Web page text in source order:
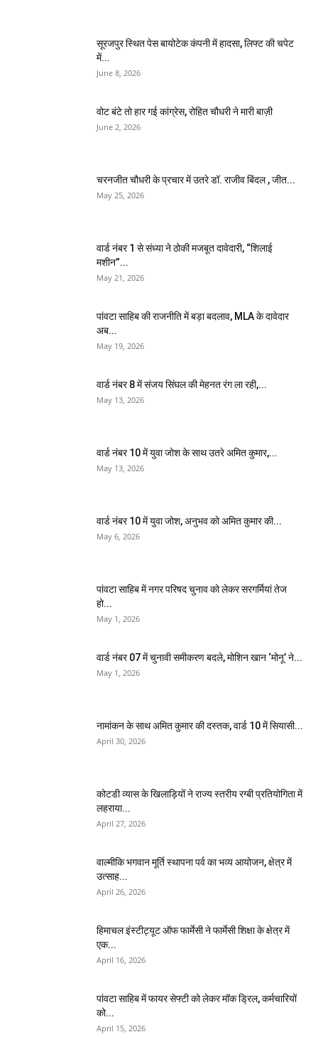
सूरजपुर स्थित पेस बायोटेक कंपनी में हादसा, लिफ्ट की चपेट
में...
June 8, 2026
वोट बंटे तो हार गई कांग्रेस, रोहित चौधरी ने मारी बाज़ी
June 2, 2026
चरनजीत चौधरी के प्रचार में उतरे डॉ. राजीव बिंदल , जीत...
May 25, 2026
वार्ड नंबर 1 से संध्या ने ठोकी मजबूत दावेदारी, “शिलाई
मशीन”...
May 21, 2026
पांवटा साहिब की राजनीति में बड़ा बदलाव, MLA के दावेदार
अब...
May 19, 2026
वार्ड नंबर 8 में संजय सिंघल की मेहनत रंग ला रही,...
May 13, 2026
वार्ड नंबर 10 में युवा जोश के साथ उतरे अमित कुमार,...
May 13, 2026
वार्ड नंबर 10 में युवा जोश, अनुभव को अमित कुमार की...
May 6, 2026
पांवटा साहिब में नगर परिषद चुनाव को लेकर सरगर्मियां तेज
हो...
May 1, 2026
वार्ड नंबर 07 में चुनावी समीकरण बदले, मोशिन खान ‘मोनू’ ने...
May 1, 2026
नामांकन के साथ अमित कुमार की दस्तक, वार्ड 10 में सियासी...
April 30, 2026
कोटडी व्यास के खिलाड़ियों ने राज्य स्तरीय रग्बी प्रतियोगिता में
लहराया...
April 27, 2026
वाल्मीकि भगवान मूर्ति स्थापना पर्व का भव्य आयोजन, क्षेत्र में
उत्साह...
April 26, 2026
हिमाचल इंस्टीट्यूट ऑफ फार्मेसी ने फार्मेसी शिक्षा के क्षेत्र में
एक...
April 16, 2026
पांवटा साहिब में फायर सेफ्टी को लेकर मॉक ड्रिल, कर्मचारियों
को...
April 15, 2026